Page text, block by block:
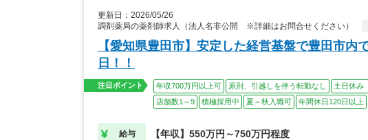
更新日：2026/05/26
調剤薬局の薬剤師求人（法人名非公開 ※詳細はお問合せください）
【愛知県豊田市】安定した経営基盤で豊田市
日！！
注目ポイント 年収700万円以上可 原則、引越しを伴う転勤なし 土日休み
店舗数1～9
積極採用中 夏～秋入職可 年間休日120日以上
給与 【年収】550万円～750万円程度